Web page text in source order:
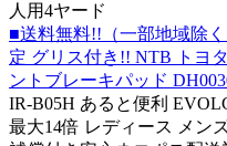
人用4ヤード
■送料無料!!（一部地域除
定 グリス付き!! NTB トヨ
ントブレーキパッド
IR-B05H あると便利
最大14倍 レディース メン